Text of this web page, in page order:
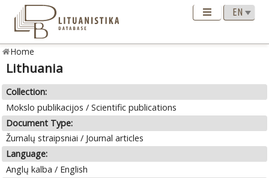
Home
Lithuania
Collection:
Mokslo publikacijos / Scientific publications
Document Type:
Žurnalų straipsniai / Journal articles
Language:
Anglų kalba / English